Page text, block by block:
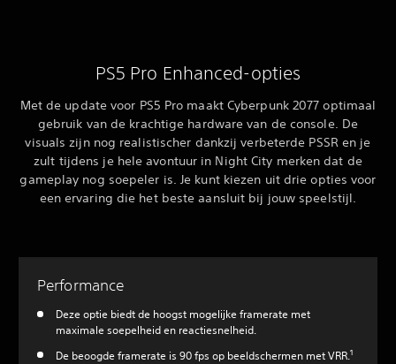
PS5 Pro Enhanced-opties
Met de update voor PS5 Pro maakt Cyberpunk 2077 optimaal
gebruik van de krachtige hardware van de console. De
visuals zijn nog realistischer dankzij verbeterde PSSR en je
zult tijdens je hele avontuur in Night City merken dat de
gameplay nog soepeler is. Je kunt kiezen uit drie opties voor
een ervaring die het beste aansluit bij jouw speelstijl.
Performance
Deze optie biedt de hoogst mogelijke framerate met
maximale soepelheid en reactiesnelheid.
De beoogde framerate is 90 fps op beeldschermen met VRR.1